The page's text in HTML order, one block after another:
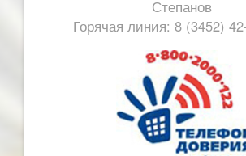
Степанов
Горячая линия: 8 (3452)